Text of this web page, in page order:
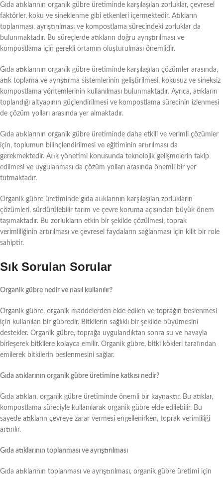
Gıda atıklarının organik gübre üretiminde karşılaşılan zorluklar, çevresel
faktörler, koku ve sineklenme gibi etkenleri içermektedir. Atıkların
toplanması, ayrıştırılması ve kompostlama sürecindeki zorluklar da
bulunmaktadır. Bu süreçlerde atıkların doğru ayrıştırılması ve
kompostlama için gerekli ortamın oluşturulması önemlidir.
Gıda atıklarının organik gübre üretiminde karşılaşılan çözümler arasında,
atık toplama ve ayrıştırma sistemlerinin geliştirilmesi, kokusuz ve sineksiz
kompostlama yöntemlerinin kullanılması bulunmaktadır. Ayrıca, atıkların
toplandığı altyapının güçlendirilmesi ve kompostlama sürecinin izlenmesi
de çözüm yolları arasında yer almaktadır.
Gıda atıklarının organik gübre üretiminde daha etkili ve verimli çözümler
için, toplumun bilinçlendirilmesi ve eğitiminin artırılması da
gerekmektedir. Atık yönetimi konusunda teknolojik gelişmelerin takip
edilmesi ve uygulanması da çözüm yolları arasında önemli bir yer
tutmaktadır.
Organik gübre üretiminde gıda atıklarının karşılaşılan zorlukların
çözümleri, sürdürülebilir tarım ve çevre koruma açısından büyük önem
taşımaktadır. Bu zorlukların etkin bir şekilde çözülmesi, toprak
verimliliğinin artırılması ve çevresel faydaların sağlanması için kilit bir role
sahiptir.
Sık Sorulan Sorular
Organik gübre nedir ve nasıl kullanılır?
Organik gübre, organik maddelerden elde edilen ve toprağın beslenmesi
için kullanılan bir gübredir. Bitkilerin sağlıklı bir şekilde büyümesini
destekler. Organik gübre, toprağa uygulandıktan sonra su ve havayla
birleşerek bitkilere kolayca emilir. Organik gübre, bitki kökleri tarafından
emilerek bitkilerin beslenmesini sağlar.
Gıda atıklarının organik gübre üretimine katkısı nedir?
Gıda atıkları, organik gübre üretiminde önemli bir kaynaktır. Bu atıklar,
kompostlama süreciyle kullanılarak organik gübre elde edilebilir. Bu
sayede atıkların çevreye zarar vermesi engellenirken, toprak verimliliği
artırılır.
Gıda atıklarının toplanması ve ayrıştırılması
Gıda atıklarının toplanması ve ayrıştırılması, organik gübre üretimi için